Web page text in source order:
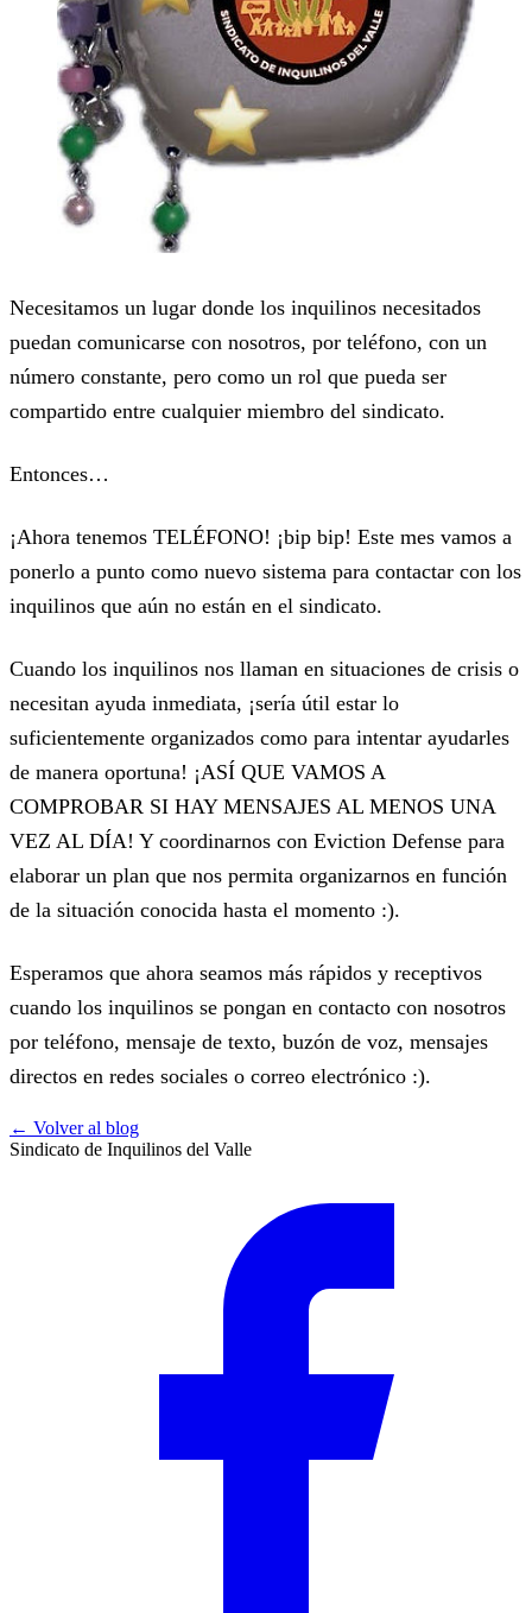
Necesitamos un lugar donde los inquilinos necesitados
puedan comunicarse con nosotros, por teléfono, con un
número constante, pero como un rol que pueda ser
compartido entre cualquier miembro del sindicato.
Entonces…
¡Ahora tenemos TELÉFONO! ¡bip bip! Este mes vamos a
ponerlo a punto como nuevo sistema para contactar con los
inquilinos que aún no están en el sindicato.
Cuando los inquilinos nos llaman en situaciones de crisis o
necesitan ayuda inmediata, ¡sería útil estar lo
suficientemente organizados como para intentar ayudarles
de manera oportuna! ¡ASÍ QUE VAMOS A
COMPROBAR SI HAY MENSAJES AL MENOS UNA
VEZ AL DÍA! Y coordinarnos con Eviction Defense para
elaborar un plan que nos permita organizarnos en función
de la situación conocida hasta el momento :).
Esperamos que ahora seamos más rápidos y receptivos
cuando los inquilinos se pongan en contacto con nosotros
por teléfono, mensaje de texto, buzón de voz, mensajes
directos en redes sociales o correo electrónico :).
← Volver al blog
Sindicato de Inquilinos del Valle